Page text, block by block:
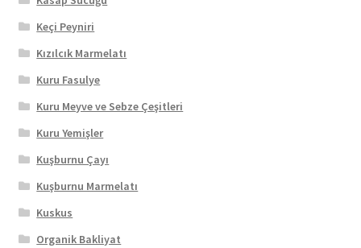
Keçi Peyniri
Kızılcık Marmelatı
Kuru Fasulye
Kuru Meyve ve Sebze Çeşitleri
Kuru Yemişler
Kuşburnu Çayı
Kuşburnu Marmelatı
Kuskus
Organik Bakliyat